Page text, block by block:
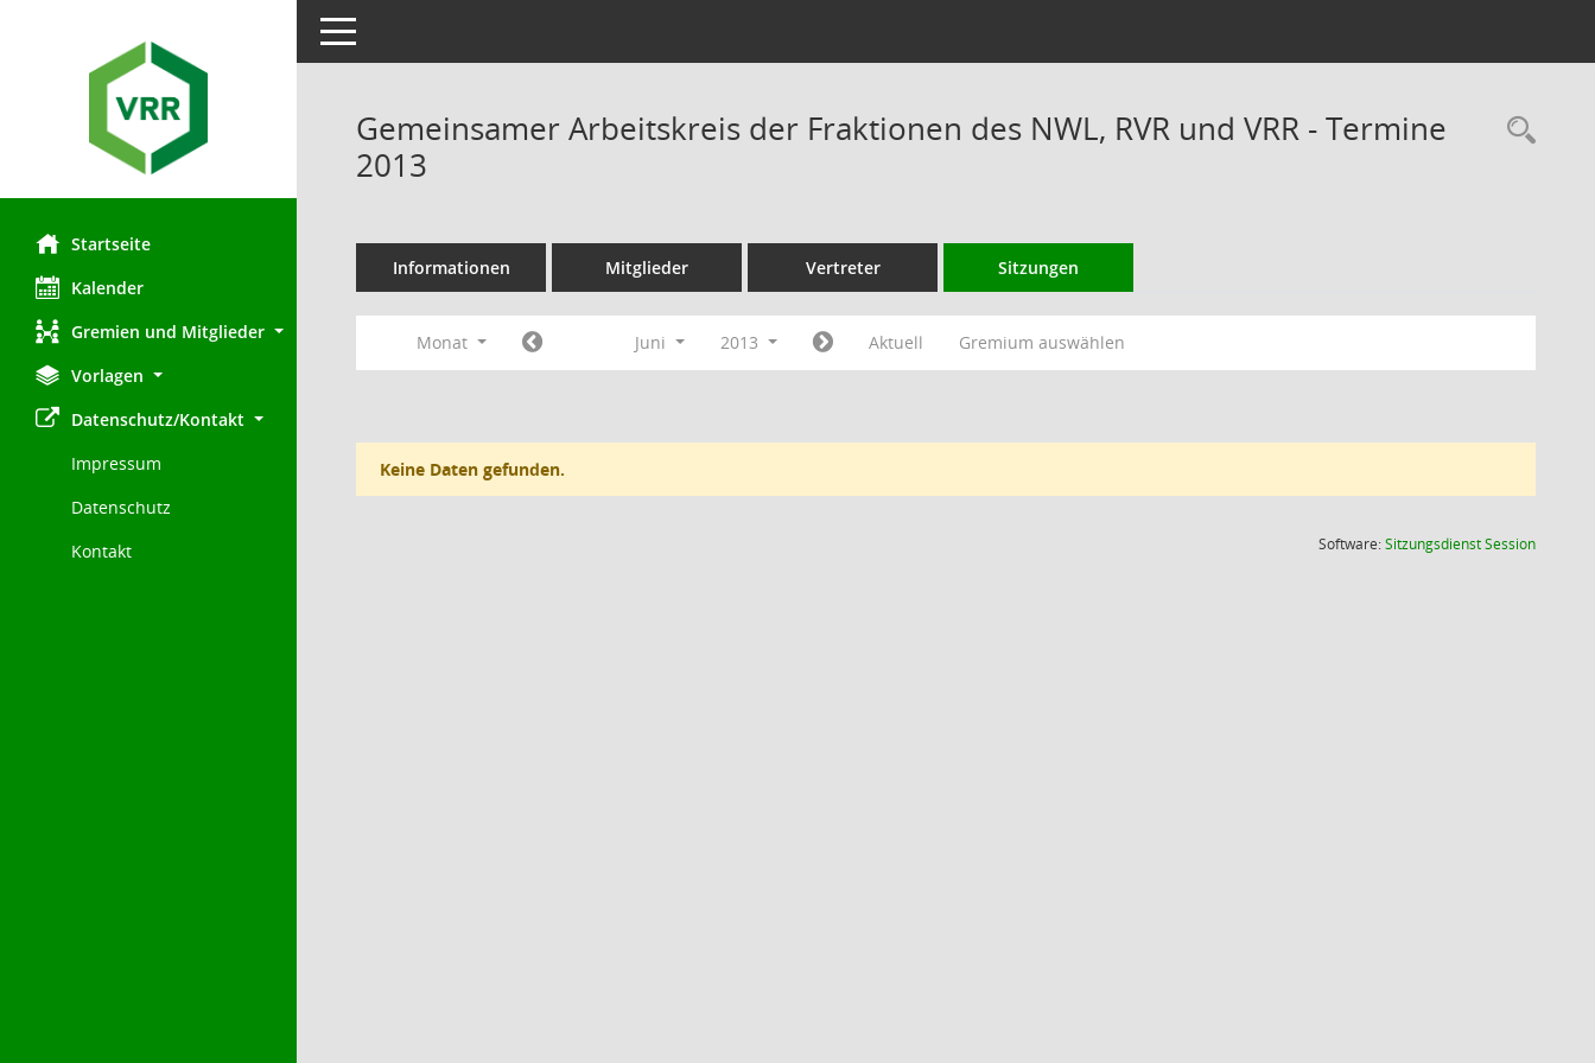
Startseite
Kalender
Gremien und Mitglieder
Vorlagen
Datenschutz/Kontakt
Impressum
Datenschutz
Kontakt
Toggle navigation
Gemeinsamer Arbeitskreis der Fraktionen des NWL, RVR und VRR - Termine
2013
Informationen Mitglieder Vertreter Sitzungen
Monat Juni 2013 Aktuell Gremium auswählen
Keine Daten gefunden.
Software:SitzungsdienstSession(Wird in